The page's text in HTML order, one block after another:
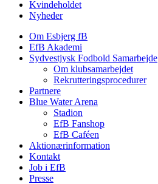
Kvindeholdet
Nyheder
Om Esbjerg fB
EfB Akademi
Sydvestjysk Fodbold Samarbejde
Om klubsamarbejdet
Rekrutteringsprocedurer
Partnere
Blue Water Arena
Stadion
EfB Fanshop
EfB Caféen
Aktionærinformation
Kontakt
Job i EfB
Presse